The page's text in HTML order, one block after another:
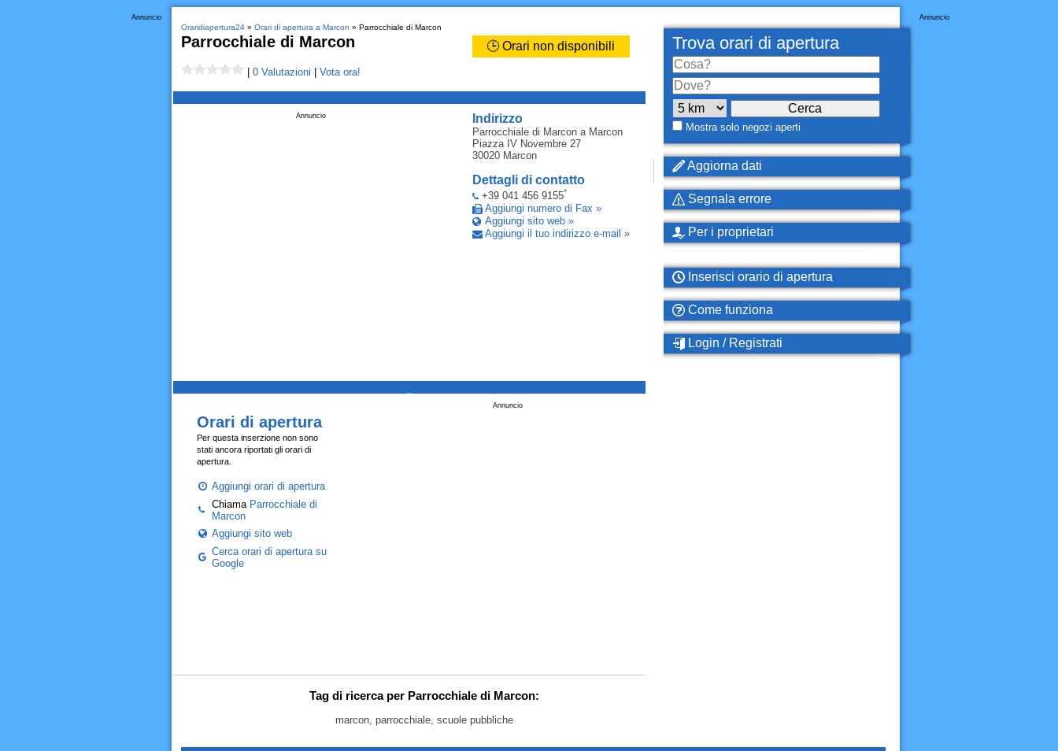
Annuncio
Oraridiapertura24» Orari di apertura a Marcon » Parrocchiale di Marcon
Parrocchiale di Marcon 🕒 Orari non disponibili
0 Valutazioni Vota ora!
Indirizzo
Parrocchiale di Marcona Marcon
Piazza IV Novembre 27
30020 Marcon
Dettagli di contatto
+39 041 456 9155*
Aggiungi numero di Fax »
Aggiungi sito web »
Aggiungi il tuo indirizzo e-mail »
Annuncio
Annuncio
Orari di apertura
Per questa inserzione non sono
stati ancora riportati gli orari di
apertura.
Aggiungi orari di apertura
Chiama Parrocchiale di
Marcon
Aggiungi sito web
Cerca orari di apertura su
Google
Tag di ricerca per Parrocchiale di Marcon:
marcon, parrocchiale, scuole pubbliche
Annuncio
Trova orari di apertura
Mostra solo negozi aperti
Aggiorna dati
Segnala errore
Per i proprietari
Inserisci orario di apertura
Come funziona
Login / Registrati